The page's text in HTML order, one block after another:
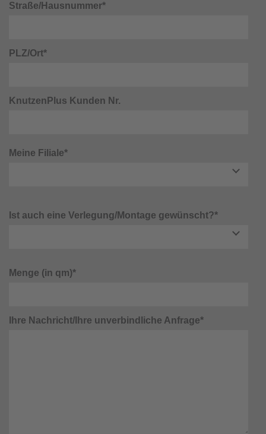
Straße/Hausnummer*
PLZ/Ort*
KnutzenPlus Kunden Nr.
Meine Filiale*
Ist auch eine Verlegung/Montage gewünscht?*
Menge (in qm)*
Ihre Nachricht/Ihre unverbindliche Anfrage*